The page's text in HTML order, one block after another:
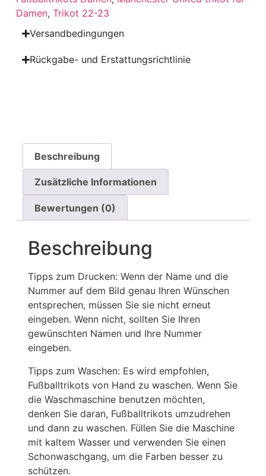
Damen, Trikot 22-23
Versandbedingungen
Rückgabe- und Erstattungsrichtlinie
Beschreibung
Zusätzliche Informationen
Bewertungen (0)
Beschreibung
Tipps zum Drucken: Wenn der Name und die
Nummer auf dem Bild genau Ihren Wünschen
entsprechen, müssen Sie sie nicht erneut
eingeben. Wenn nicht, sollten Sie Ihren
gewünschten Namen und Ihre Nummer
eingeben.
Tipps zum Waschen: Es wird empfohlen,
Fußballtrikots von Hand zu waschen. Wenn Sie
die Waschmaschine benutzen möchten,
denken Sie daran, Fußballtrikots umzudrehen
und dann zu waschen. Füllen Sie die Maschine
mit kaltem Wasser und verwenden Sie einen
Schonwaschgang, um die Farben besser zu
schützen.